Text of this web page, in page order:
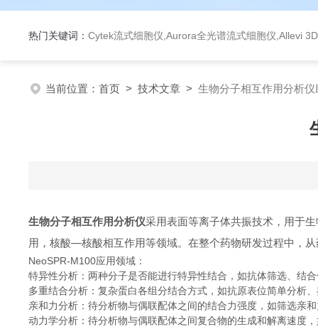
热门关键词： Cytek流式细胞仪,Aurora全光谱流式细胞仪,Allevi
当前位置： 首页 > 技术文章 > 生物分子相互作用分析
生物分子相互作用分析仪采用表面等离子体共振技术，用于
用，核酸—核酸相互作用等领域。在整个药物研发过程中，
NeoSPR-M100应用领域：
特异性分析：两种分子是否能进行特异性结合，如抗体筛选、结
多重结合分析：复杂蛋白各组分结合方式，如抗原表位简单分析
亲和力分析：待分析物与偶联配体之间的结合力强度，如筛选亲
动力学分析：待分析物与偶联配体之间复合物的生成和解离速度